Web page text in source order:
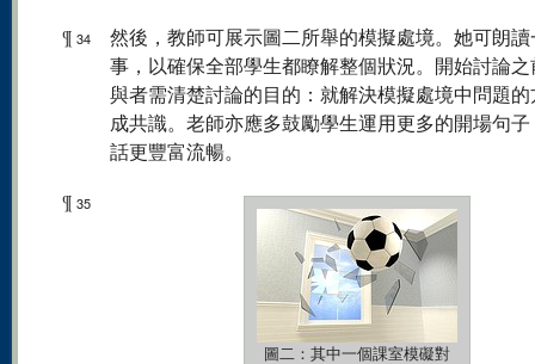
¶ 34
然後，教師可展示圖二所舉的模擬處境。她可朗
事，以確保全部學生都瞭解整個狀況。開始討論
與者需清楚討論的目的：就解決模擬處境中問題
成共識。老師亦應多鼓勵學生運用更多的開場句
話更豐富流暢。
¶ 35
圖二：其中一個課室模礙對